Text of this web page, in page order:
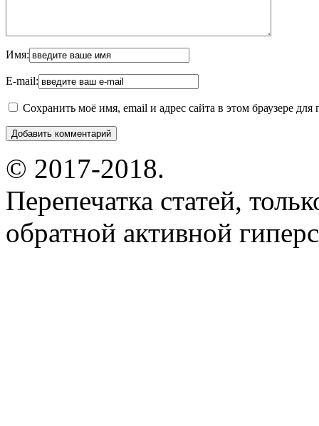
Имя:
E-mail:
Сохранить моё имя, email и адрес сайта в этом браузере
© 2017-2018.
Перепечатка статей,
обратной активной